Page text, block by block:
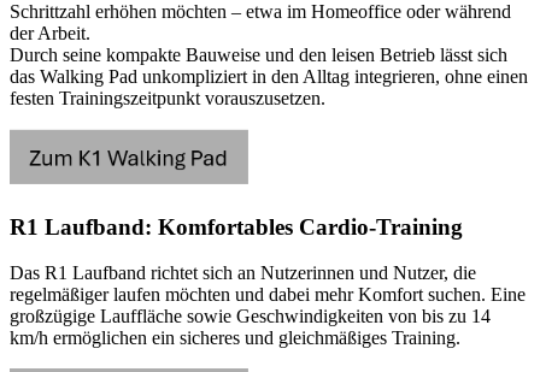
Schrittzahl erhöhen möchten – etwa im Homeoffice oder während
der Arbeit.
Durch seine kompakte Bauweise und den leisen Betrieb lässt sich
das Walking Pad unkompliziert in den Alltag integrieren, ohne einen
festen Trainingszeitpunkt vorauszusetzen.
R1 Laufband: Komfortables Cardio-Training
Das R1 Laufband richtet sich an Nutzerinnen und Nutzer, die
regelmäßiger laufen möchten und dabei mehr Komfort suchen. Eine
großzügige Lauffläche sowie Geschwindigkeiten von bis zu 14
km/h ermöglichen ein sicheres und gleichmäßiges Training.